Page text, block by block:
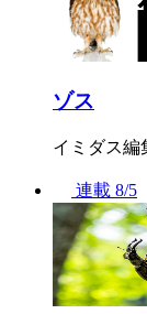
ゾス
イミダス編
連載 8/5